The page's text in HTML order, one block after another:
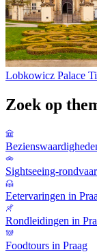
Lobkowicz Palace
Zoek op
Sightseeing-
Eetervaringen in
Rondleidingen in
Foodtours in Praag